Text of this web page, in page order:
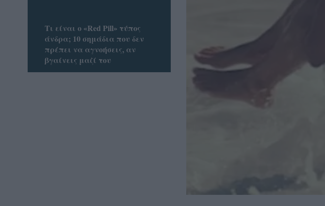
Tι είναι ο «Red Pill» τύπος
άνδρα; 10 σημάδια που δεν
πρέπει να αγνοήσεις, αν
βγαίνεις μαζί του